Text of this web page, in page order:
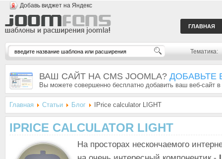
Добавь виджет на Яндекс
ГЛАВНАЯ
Тематика:
ВАШ САЙТ НА CMS JOOMLA? ДОБАВЬТЕ
Вы можете совершенно бесплатно добавить ваш веб-сайт
Главная Статьи Блог IPrice calculator LIGHT
IPRICE CALCULATOR LIGHT
На просторах нескончаемого